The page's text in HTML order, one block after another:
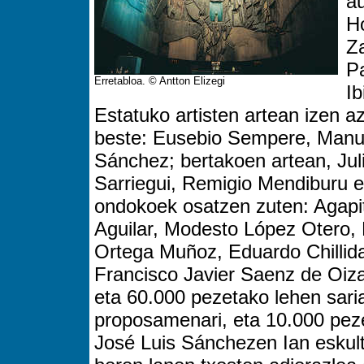
Erretabloa. © Antton Elizegi
Estatuko artisten artean izen
beste: Eusebio Sempere,
Sánchez; bertakoen artean,
Sarriegui, Remigio Mendiburu
ondokoek osatzen zuten:
Aguilar, Modesto López
Ortega Muñoz, Eduardo
Francisco Javier Saenz de
eta 60.000 pezetako lehen
proposamenari, eta 10.000
José Luis Sánchezen Ian